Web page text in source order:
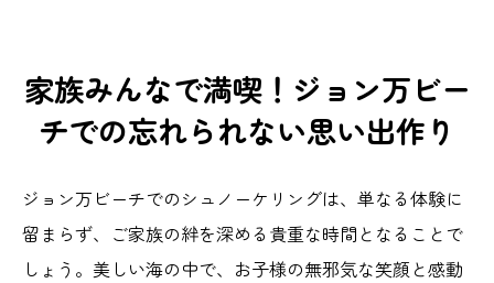
家族みんなで満喫！ジョン万ビー
チでの忘れられない思い出作り
ジョン万ビーチでのシュノーケリングは、単なる体験に
留まらず、ご家族の絆を深める貴重な時間となることで
しょう。美しい海の中で、お子様の無邪気な笑顔と感動